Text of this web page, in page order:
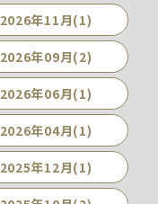
2026年11月(1)
2026年09月(2)
2026年06月(1)
2026年04月(1)
2025年12月(1)